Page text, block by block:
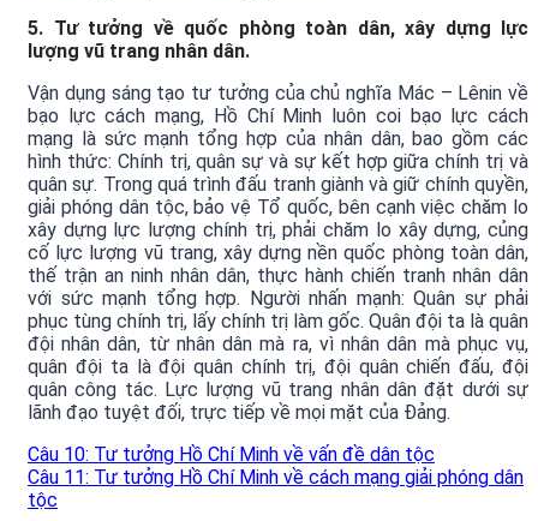
5. Tư tưởng về quốc phòng toàn dân, xây dựng lực
lượng vũ trang nhân dân.
Vận dụng sáng tạo tư tưởng của chủ nghĩa Mác – Lênin về
bạo lực cách mạng, Hồ Chí Minh luôn coi bạo lực cách
mạng là sức mạnh tổng hợp của nhân dân, bao gồm các
hình thức: Chính trị, quân sự và sự kết hợp giữa chính trị và
quân sự. Trong quá trình đấu tranh giành và giữ chính quyền,
giải phóng dân tộc, bảo vệ Tổ quốc, bên cạnh việc chăm lo
xây dựng lực lượng chính trị, phải chăm lo xây dựng, củng
cố lực lượng vũ trang, xây dựng nền quốc phòng toàn dân,
thế trận an ninh nhân dân, thực hành chiến tranh nhân dân
với sức mạnh tổng hợp. Người nhấn mạnh: Quân sự phải
phục tùng chính trị, lấy chính trị làm gốc. Quân đội ta là quân
đội nhân dân, từ nhân dân mà ra, vì nhân dân mà phục vụ,
quân đội ta là đội quân chính trị, đội quân chiến đấu, đội
quân công tác. Lực lượng vũ trang nhân dân đặt dưới sự
lãnh đạo tuyệt đối, trực tiếp về mọi mặt của Đảng.
Câu 10: Tư tưởng Hồ Chí Minh về vấn đề dân tộc
Câu 11: Tư tưởng Hồ Chí Minh về cách mạng giải phóng dân
tộc